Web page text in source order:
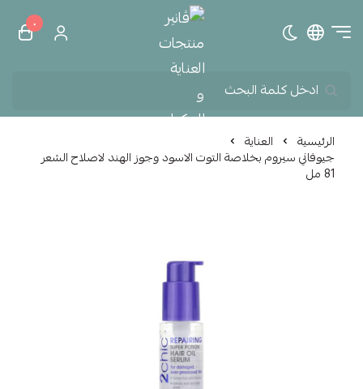
تبديل الوضع الداكنڤانير منتجات العناية و
٠
الرئيسية العناية
جيوفاني سيروم بخلاصة التوت الاسود وجوز الهند لاصلاح الشعر
81 مل